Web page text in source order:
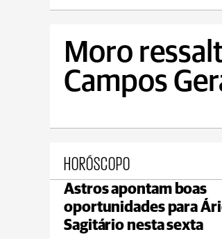
Moro
Campos
HORÓSCOPO
Astros apontam boas
oportunidades para
Sagitário nesta sexta
Castro
max 22°C